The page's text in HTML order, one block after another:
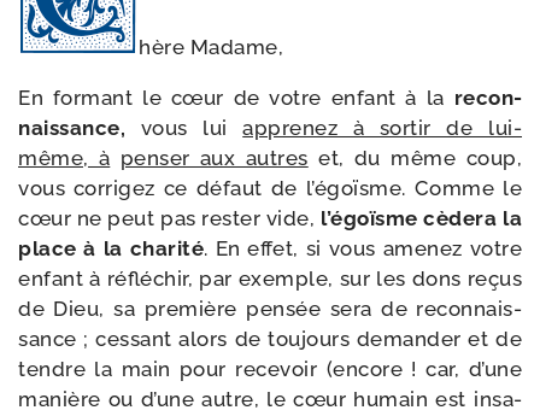
hère Madame,
En for­mant le cœur de votre enfant à la recon­
nais­sance, vous luiappre­nez à sor­tir de lui-​
même, à pen­ser aux autres et, du même coup,
vous cor­ri­gez ce défaut de l’é­goïsme. Comme le
cœur ne peut pas res­ter vide, l’é­goïsme cède­ra la
place à la cha­ri­té. En effet, si vous ame­nez votre
enfant à réflé­chir, par exemple, sur les dons reçus
de Dieu, sa pre­mière pen­sée sera de recon­nais­
sance ; ces­sant alors de tou­jours deman­der et de
tendre la main pour rece­voir (encore ! car, d’une
manière ou d’une autre, le cœur humain est insa­